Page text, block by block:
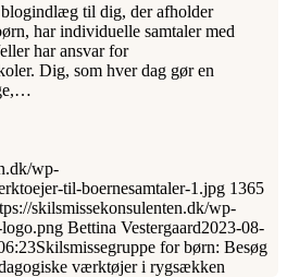
blogindlæg til dig, der afholder
har individuelle samtaler med
har ansvar for
Dig, som hver dag gør en
wp-
til-boernesamtaler-1.jpg 1365
skilsmissekonsulenten.dk/wp-
Bettina Vestergaard2023-08-
Skilsmissegruppe for børn: Besøg
værktøjer i rygsækken